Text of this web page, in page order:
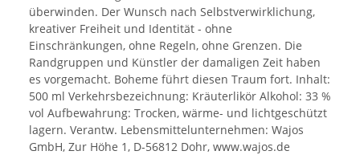
überwinden. Der Wunsch nach Selbstverwirklichung,
kreativer Freiheit und Identität - ohne
Einschränkungen, ohne Regeln, ohne Grenzen. Die
Randgruppen und Künstler der damaligen Zeit haben
es vorgemacht. Boheme führt diesen Traum fort. Inhalt:
500 ml Verkehrs­bezeichnung: Kräuterlikör Alkohol: 33 %
vol Aufbewahrung: Trocken, wärme- und lichtgeschützt
lagern. Verantw. Lebensmittel­unternehmen: Wajos
GmbH, Zur Höhe 1, D-56812 Dohr, www.wajos.de